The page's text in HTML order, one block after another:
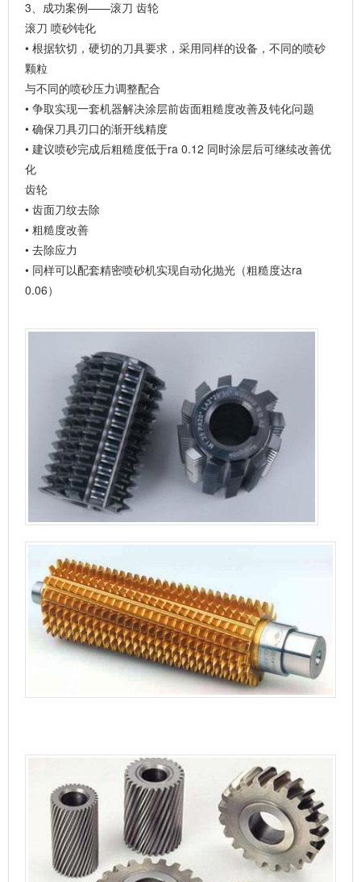
3、成功案例——滚刀 齿轮
滚刀 喷砂钝化
• 根据软切，硬切的刀具要求，采用同样的设备，不同的喷砂
颗粒
与不同的喷砂压力调整配合
• 争取实现一套机器解决涂层前齿面粗糙度改善及钝化问题
• 确保刀具刃口的渐开线精度
• 建议喷砂完成后粗糙度低于ra 0.12 同时涂层后可继续改善优
化
齿轮
• 齿面刀纹去除
• 粗糙度改善
• 去除应力
• 同样可以配套精密喷砂机实现自动化抛光（粗糙度达ra
0.06）